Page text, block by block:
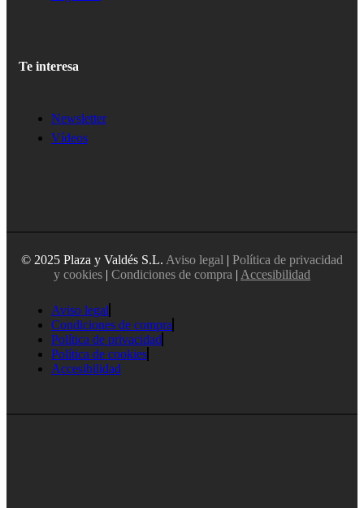
Te interesa
Newsletter
Vídeos
© 2025 Plaza y Valdés S.L. Aviso legal | Política de privacidad
y cookies | Condiciones de compra | Accesibilidad
Aviso legal
Condiciones de compra
Política de privacidad
Política de cookies
Accesibilidad